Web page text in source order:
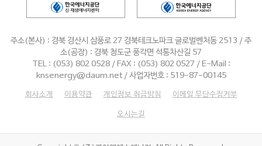
신재생에너지 가이드 2020[케이앤에스에너지]
[영상_aving]케이앤에스에너지_2019 국제그린에너지엑스포
2019 에너지대전 참가[케이앤에스에너지]
주소(본사) : 경북 경산시 삼풍로 27 경북테크노파크 글로벌벤처동 2513 / 주
소(공장) : 경북 청도군 풍각면 석통차산길 57
TEL : (053) 802 0528 / FAX : (053) 802 0527 / E-Mail :
knsenergy@daum.net / 사업자번호 : 519-87-00145
회사소개 이용약관 개인정보 취급방침 이메일 무단수집거부
오시는길